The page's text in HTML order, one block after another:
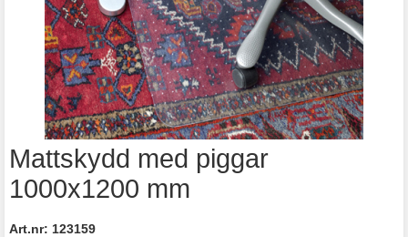
Mattskydd med piggar
1000x1200 mm
Art.nr: 123159